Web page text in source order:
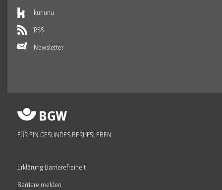
kununu
RSS
Newsletter
FÜR EIN GESUNDES BERUFSLEBEN
Erklärung Barrierefreiheit
Barriere melden